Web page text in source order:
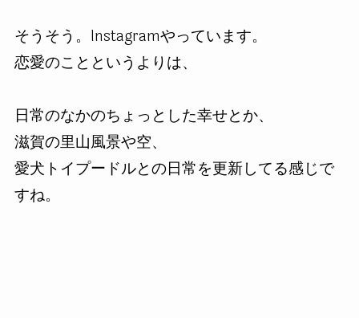
そうそう。Instagramやっています。
恋愛のことというよりは、
日常のなかのちょっとした幸せとか、
滋賀の里山風景や空、
愛犬トイプードルとの日常を更新してる感じで
すね。